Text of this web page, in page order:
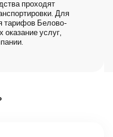
проходят
Для
тарифов Белово-
оказание услуг,